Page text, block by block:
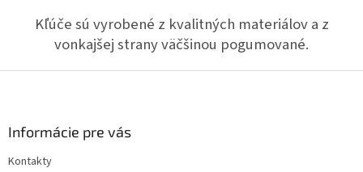
v
k
y
Kľúče sú vyrobené z kvalitných materiálov a z
vonkajšej strany väčšinou pogumované.
Informácie pre vás
Kontakty